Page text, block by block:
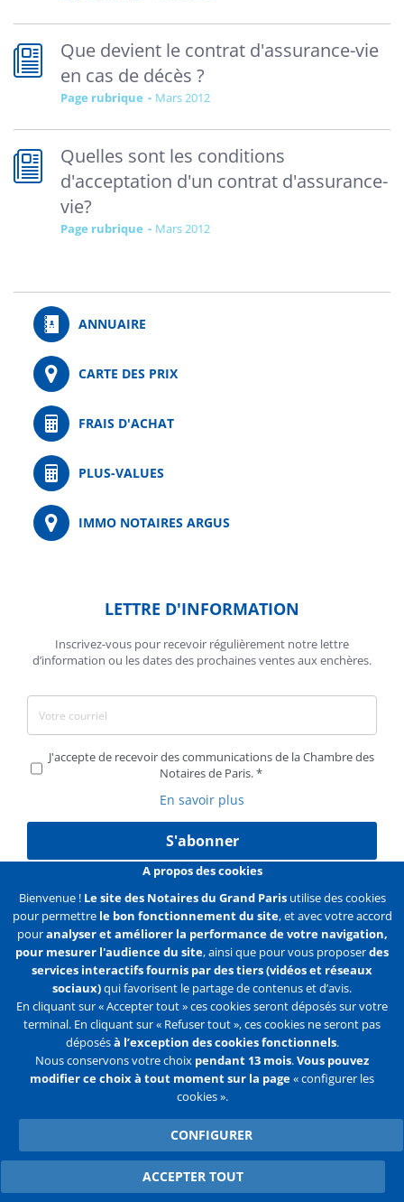
Que devient le contrat d'assurance-vie
en cas de décès ?
Page rubrique mars 2012
Quelles sont les conditions
d'acceptation d'un contrat d'assurance-
vie?
Page rubrique mars 2012
ANNUAIRE
CARTE DES PRIX
FRAIS D'ACHAT
PLUS-VALUES
IMMO NOTAIRES ARGUS
LETTRE D'INFORMATION
Inscrivez-vous pour recevoir régulièrement notre lettre
d’information ou les dates des prochaines ventes aux enchères.
J'accepte de recevoir des communications de la Chambre des
Notaires de Paris.
En savoir plus
S'abonner
Liens Mentions légales Données personnelles
Politique des cookies Configurer les cookies
Liens
2e
ligne
Accueil Contact Plan du site
Flux
FacebookYoutube
Twitter
A propos des cookies
Bienvenue ! Le site des Notaires du Grand Parisutilise des cookies
pour permettre le bon fonctionnement du site, et avec votre accord
pouranalyser et améliorer la performance de votre navigation,
pour mesurer l'audience du site, ainsi que pour vous proposerdes
services interactifs fournis par des tiers (vidéos et réseaux
sociaux)qui favorisent le partage de contenus et d’avis.
En cliquant sur « Accepter tout » ces cookies seront déposés sur votre
terminal. En cliquant sur « Refuser tout », ces cookies ne seront pas
déposésà l’exception des cookies fonctionnels.
Nous conservons votre choix pendant 13 mois.Vous pouvez
modifier ce choix à tout moment sur la page« configurer les
cookies ».
CONFIGURER
ACCEPTER TOUT
WITHDRAW CONSENT